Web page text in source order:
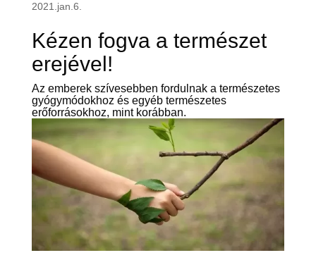
2021.jan.6.
Kézen fogva a természet
erejével!
Az emberek szívesebben fordulnak a természetes
gyógymódokhoz és egyéb természetes
erőforrásokhoz, mint korábban.